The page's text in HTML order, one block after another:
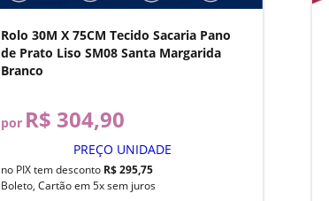
Rolo 30M X 75CM Tecido Sacaria Pano
de Prato Liso SM08 Santa Margarida
Branco
por R$ 304,90
PREÇO UNIDADE
no PIX tem desconto R$ 295,75
Boleto, Cartão em 5x sem juros